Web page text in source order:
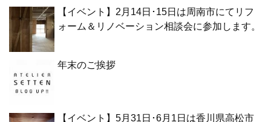
【イベント】2月14日･15日は周南市にてリフ
ォーム＆リノベーション相談会に参加します。
年末のご挨拶
【イベント】5月31日･6月1日は香川県高松市